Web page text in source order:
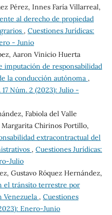
Pérez, Innes Faría Villarreal,
al derecho de propiedad
, Cuestiones Jurídicas:
- Junio
Aaron Vinicio Huerta
imputación de responsabilidad
la conducción autónoma ,
Núm. 2 (2023): Julio -
Fabiola del Valle
Chirinos Portillo,
extracontractual del
, Cuestiones Jurídicas:
Julio
Gustavo Róquez Hernández,
el tránsito terrestre por
Venezuela , Cuestiones
Enero-Junio